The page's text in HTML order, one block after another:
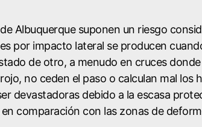
Albuquerque suponen un riesgo
por impacto lateral se producen
de otro, a menudo en cruces
no ceden el paso o calculan mal los
devastadoras debido a la escasa
comparación con las zonas de